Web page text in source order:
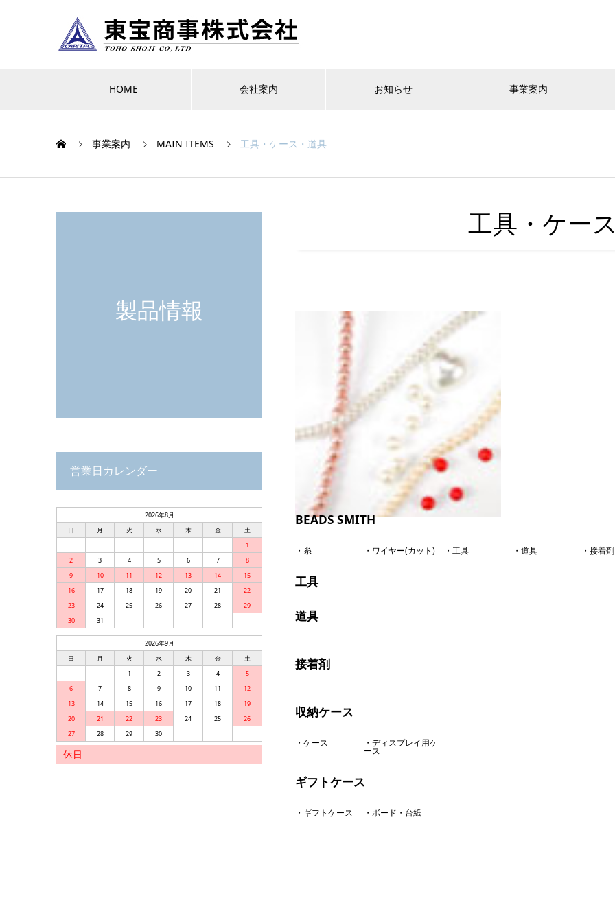
HOME 会社案内 お知らせ 事業案内
事業案内 MAIN ITEMS 工具・ケース・道具
製品情報
工具・ケー
BEADS SMITH
・糸 ・ワイヤー(カット) ・工具 ・道具 ・接着剤
工具
道具
接着剤
収納ケース
・ケース ・ディスプレイ用ケ
ース
ギフトケース
・ギフトケース ・ボード・台紙
営業日カレンダー
2026年8月
日
月 火 水 木 金
土
1
2
3 4 5 6 7
8
9
10 11 12 13 14
15
16
17 18 19 20 21
22
23
24 25 26 27 28
29
30
31
2026年9月
日
月 火 水 木 金
土
1
2 3 4
5
6
7 8 9 10 11
12
13
14 15 16 17 18
19
20
21 22 23 24 25
26
27
28 29 30
休日